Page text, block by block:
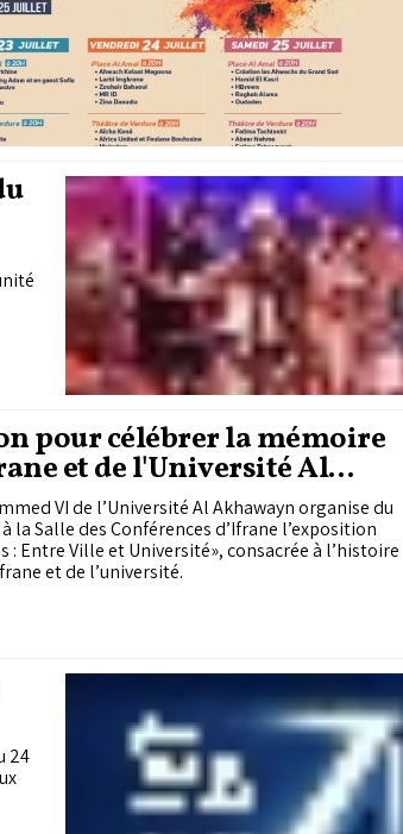
pour célébrer la mémoire
et de l'Université Al
VI de l’Université Al Akhawayn organise du
la Salle des Conférences d’Ifrane l’exposition
: Entre Ville et Université», consacrée à l’histoire
et de l’université.
24